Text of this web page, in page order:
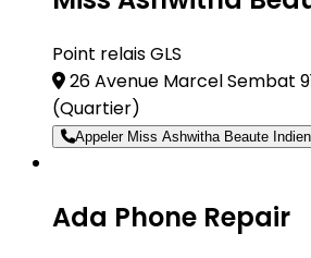
Point relais GLS
26 Avenue Marcel Sembat
(Quartier)
Appeler Miss Ashwitha Beaute
Ada Phone Repair